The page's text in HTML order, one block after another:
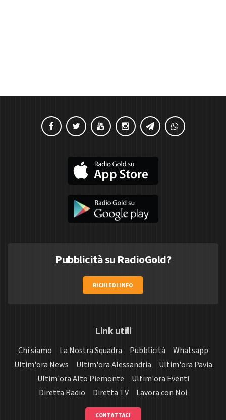
Pubblicità su RadioGold?
RICHIEDI INFO
Link utili
Chi siamo La Nostra Squadra Pubblicità
Whatsapp
Ultim'ora News
Ultim'ora Alessandria
Ultim'ora Pavia
Ultim'ora Alto Piemonte
Ultim'ora Eventi
Diretta Radio
Diretta TV Lavora con Noi
CONTATTACI